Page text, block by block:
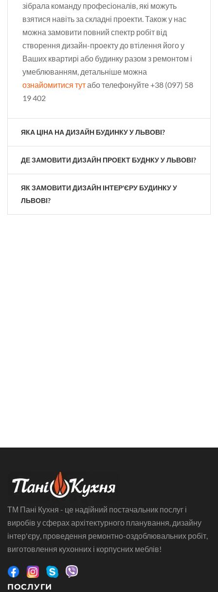
зібрала команду професіоналів, які можуть
взятися навіть за складні проекти. Також у нас
можна замовити повний спектр робіт від
створення дизайн-проекту до втілення його у
Ваших квартирі або будинку разом з ремонтом і
умеблюванням, детальніше можна
ознайомитися тутабо телефонуйте +38 (097) 58
19 402
ЯКА ЦІНА НА ДИЗАЙН БУДИНКУ У ЛЬВОВІ?
ДЕ ЗАМОВИТИ ДИЗАЙН ПРОЕКТ БУДНКУ У ЛЬВОВІ?
ЯК ЗАМОВИТИ ДИЗАЙН ІНТЕР'ЄРУ БУДИНКУ У
ЛЬВОВІ?
ТМ Пані Кухня - це надійний постачальник послуг і
виробів у сферах архітектурного планування, дизайну
інтер'єру, проведення ремонтно-оздоблювальних робіт,
виготовлення кухонних і корпусних меблів!
ПОСЛУГИ